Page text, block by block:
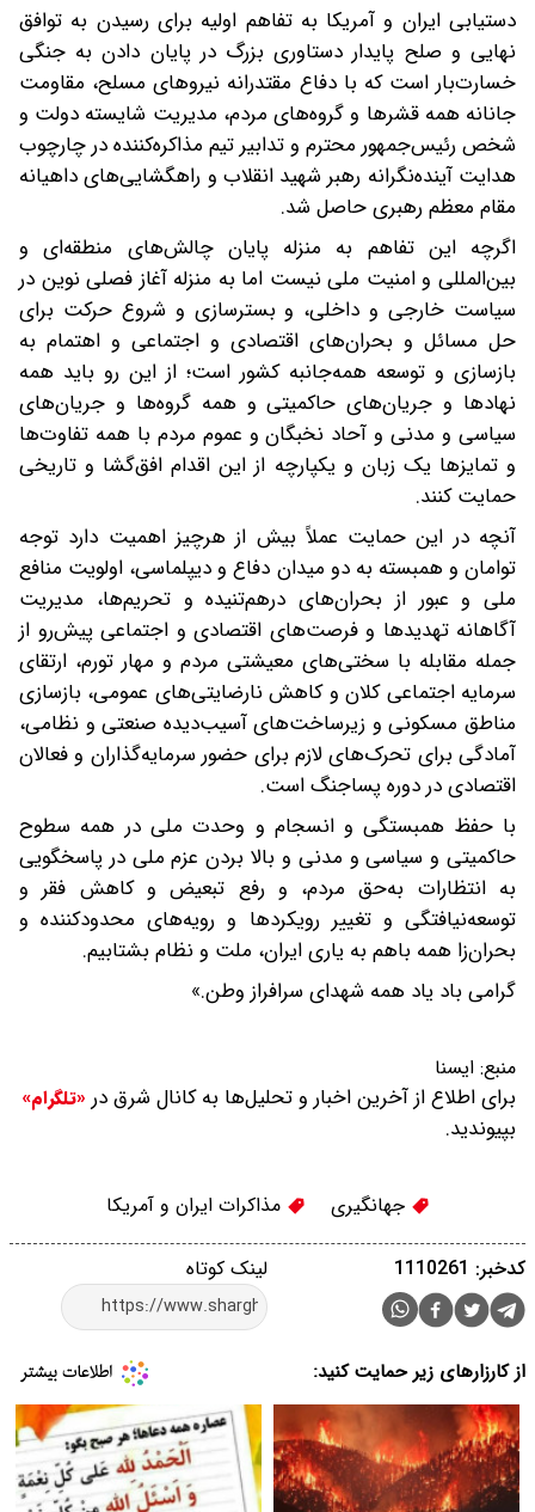
دستیابی ایران و آمریکا به تفاهم اولیه برای رسیدن به توافق
نهایی و صلح پایدار دستاوری بزرگ در پایان دادن به جنگی
خسارت‌بار است که با دفاع مقتدرانه نیروهای مسلح، مقاومت
جانانه همه قشرها و گروه‌های مردم، مدیریت شایسته دولت و
شخص رئیس‌جمهور محترم و تدابیر تیم مذاکره‌کننده در چارچوب
هدایت آینده‌نگرانه رهبر شهید انقلاب و راهگشایی‌های داهیانه
مقام معظم رهبری حاصل شد.
اگرچه این تفاهم به منزله پایان چالش‌های منطقه‌ای و
بین‌المللی و امنیت ملی نیست اما به منزله آغاز فصلی نوین در
سیاست خارجی و داخلی، و بسترسازی و شروع حرکت برای
حل مسائل و بحران‌های اقتصادی و اجتماعی و اهتمام به
بازسازی و توسعه همه‌جانبه کشور است؛ از این رو باید همه
نهادها و جریان‌های حاکمیتی و همه گروه‌ها و جریان‌های
سیاسی و مدنی و آحاد نخبگان و عموم مردم با همه تفاوت‌ها
و تمایزها یک زبان و یکپارچه از این اقدام افق‌گشا و تاریخی
حمایت کنند.
آنچه در این حمایت عملاً بیش از هرچیز اهمیت دارد توجه
توامان و همبسته به دو میدان دفاع و دیپلماسی، اولویت منافع
ملی و عبور از بحران‌های درهم‌تنیده و تحریم‌ها، مدیریت
آگاهانه تهدیدها و فرصت‌های اقتصادی و اجتماعی پیش‌رو از
جمله مقابله با سختی‌های معیشتی مردم و مهار تورم، ارتقای
سرمایه اجتماعی کلان و کاهش نارضایتی‌های عمومی، بازسازی
مناطق مسکونی و زیرساخت‌های آسیب‌دیده صنعتی و نظامی،
آمادگی برای تحرک‌های لازم برای حضور سرمایه‌گذاران و فعالان
اقتصادی در دوره پساجنگ است.
با حفظ همبستگی و انسجام و وحدت ملی در همه سطوح
حاکمیتی و سیاسی و مدنی و بالا بردن عزم ملی در پاسخگویی
به انتظارات به‌حق مردم، و رفع تبعیض و کاهش فقر و
توسعه‌نیافتگی و تغییر رویکردها و رویه‌های محدودکننده و
بحران‌زا همه باهم به یاری ایران، ملت و نظام بشتابیم.
گرامی باد یاد همه شهدای سرافراز وطن.»
منبع: ایسنا
برای اطلاع از آخرین اخبار و تحلیل‌ها به کانال شرق در «تلگرام»
بپیوندید.
جهانگیری مذاکرات ایران و آمریکا
لینک کوتاه کدخبر: 1110261
از کارزارهای زیر حمایت کنید: